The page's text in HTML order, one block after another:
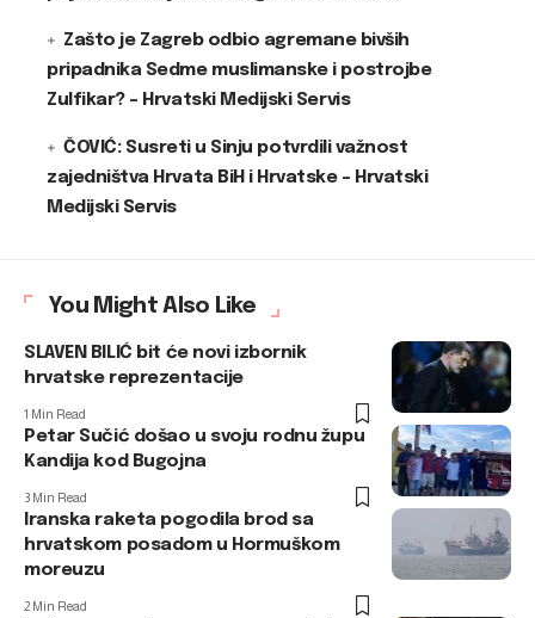
Zašto je Zagreb odbio agremane bivših
pripadnika Sedme muslimanske i postrojbe
Zulfikar? – Hrvatski Medijski Servis
ČOVIĆ: Susreti u Sinju potvrdili važnost
zajedništva Hrvata BiH i Hrvatske – Hrvatski
Medijski Servis
You Might Also Like
SLAVEN BILIĆ bit će novi izbornik
hrvatske reprezentacije
1 Min Read
Petar Sučić došao u svoju rodnu župu
Kandija kod Bugojna
3 Min Read
Iranska raketa pogodila brod sa
hrvatskom posadom u Hormuškom
moreuzu
2 Min Read